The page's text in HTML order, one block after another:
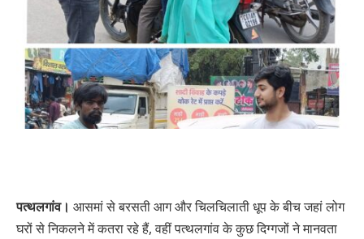
पत्थलगांव। आसमां से बरसती आग और चिलचिलाती धूप के बीच जहां लोग
घरों से निकलने में कतरा रहे हैं, वहीं पत्थलगांव के कुछ दिग्गजों ने मानवता